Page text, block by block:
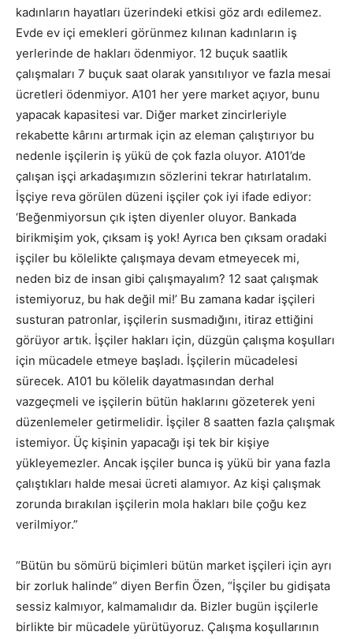
kadınların hayatları üzerindeki etkisi göz ardı edilemez.
Evde ev içi emekleri görünmez kılınan kadınların iş
yerlerinde de hakları ödenmiyor. 12 buçuk saatlik
çalışmaları 7 buçuk saat olarak yansıtılıyor ve fazla mesai
ücretleri ödenmiyor. A101 her yere market açıyor, bunu
yapacak kapasitesi var. Diğer market zincirleriyle
rekabette kârını artırmak için az eleman çalıştırıyor bu
nedenle işçilerin iş yükü de çok fazla oluyor. A101’de
çalışan işçi arkadaşımızın sözlerini tekrar hatırlatalım.
İşçiye reva görülen düzeni işçiler çok iyi ifade ediyor:
‘Beğenmiyorsun çık işten diyenler oluyor. Bankada
birikmişim yok, çıksam iş yok! Ayrıca ben çıksam oradaki
işçiler bu kölelikte çalışmaya devam etmeyecek mi,
neden biz de insan gibi çalışmayalım? 12 saat çalışmak
istemiyoruz, bu hak değil mi!’ Bu zamana kadar işçileri
susturan patronlar, işçilerin susmadığını, itiraz ettiğini
görüyor artık. İşçiler hakları için, düzgün çalışma koşulları
için mücadele etmeye başladı. İşçilerin mücadelesi
sürecek. A101 bu kölelik dayatmasından derhal
vazgeçmeli ve işçilerin bütün haklarını gözeterek yeni
düzenlemeler getirmelidir. İşçiler 8 saatten fazla çalışmak
istemiyor. Üç kişinin yapacağı işi tek bir kişiye
yükleyemezler. Ancak işçiler bunca iş yükü bir yana fazla
çalıştıkları halde mesai ücreti alamıyor. Az kişi çalışmak
zorunda bırakılan işçilerin mola hakları bile çoğu kez
verilmiyor.”
“Bütün bu sömürü biçimleri bütün market işçileri için ayrı
bir zorluk halinde” diyen Berfin Özen, “İşçiler bu gidişata
sessiz kalmıyor, kalmamalıdır da. Bizler bugün işçilerle
birlikte bir mücadele yürütüyoruz. Çalışma koşullarının